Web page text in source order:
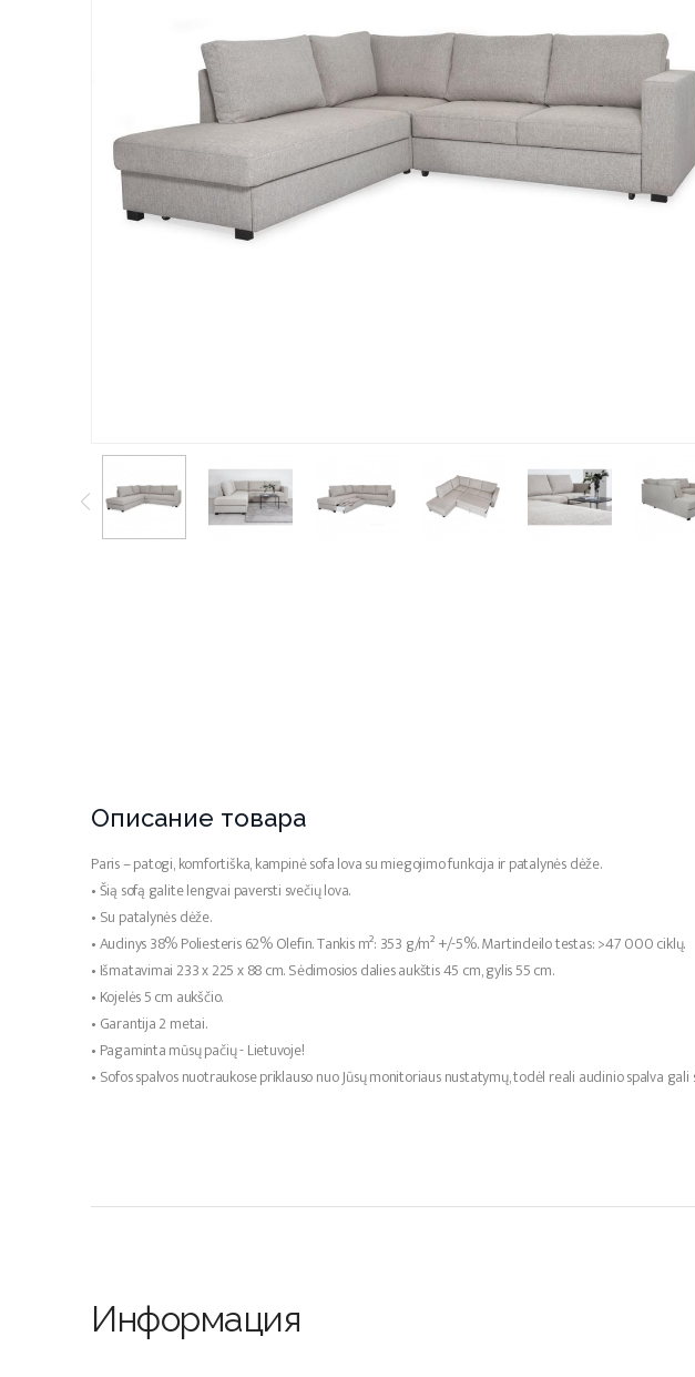
Нестандартные матрасы
Матрасы
Покрывала
Постельное Белье
Описание товара
Paris – patogi, komfortiška, kampinė sofa lova su miegojimo funkcija ir patalynės dėže.
• Šią sofą galite lengvai paversti svečių lova.
• Su patalynės dėže.
• Audinys 38% Poliesteris 62% Olefin. Tankis m²: 353 g/m² +/-5%. Martindeilo testas: >47 000 ciklų.
• Išmatavimai 233 x 225 x 88 cm. Sėdimosios dalies aukštis 45 cm, gylis 55 cm.
• Kojelės 5 cm aukščio.
• Garantija 2 metai.
• Pagaminta mūsų pačių - Lietuvoje!
• Sofos spalvos nuotraukose priklauso nuo Jūsų monitoriaus nustatymų, todėl reali audinio spalva
Информация